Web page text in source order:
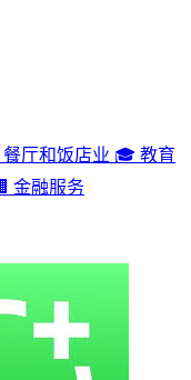
餐厅和饭店业 🎓 教育
金融服务